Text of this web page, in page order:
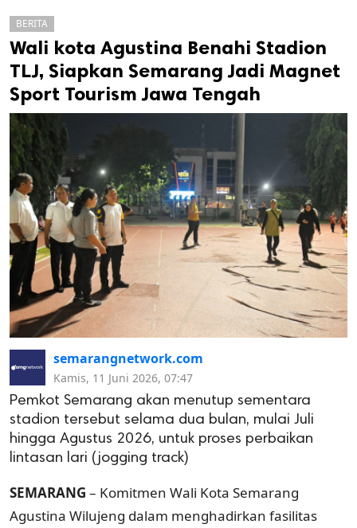
cipta.
BERITA
Wali kota Agustina Benahi Stadion
TLJ, Siapkan Semarang Jadi Magnet
Sport Tourism Jawa Tengah
semarangnetwork.com
Kamis, 11 Juni 2026, 07:47
Pemkot Semarang akan menutup sementara
stadion tersebut selama dua bulan, mulai Juli
hingga Agustus 2026, untuk proses perbaikan
lintasan lari (jogging track)
SEMARANG – Komitmen Wali Kota Semarang
Agustina Wilujeng dalam menghadirkan fasilitas